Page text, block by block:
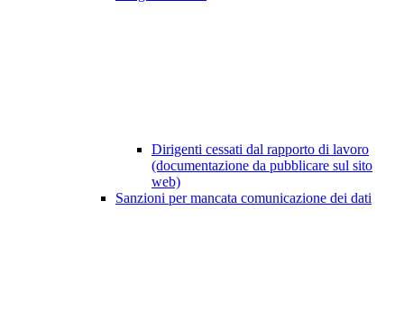
Dirigenti cessati dal rapporto di lavoro
(documentazione da pubblicare sul sito
web)
Sanzioni per mancata comunicazione dei dati